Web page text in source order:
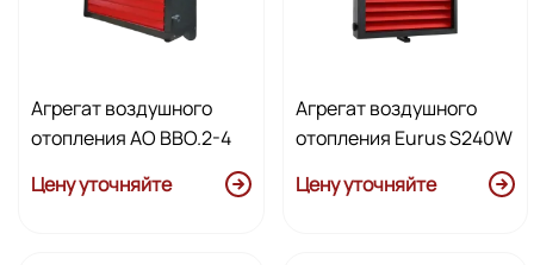
Агрегат воздушного
отопления AО ВВО.2-4
Цену уточняйте
Агрегат воздушного
отопления Eurus S240W
Цену уточняйте